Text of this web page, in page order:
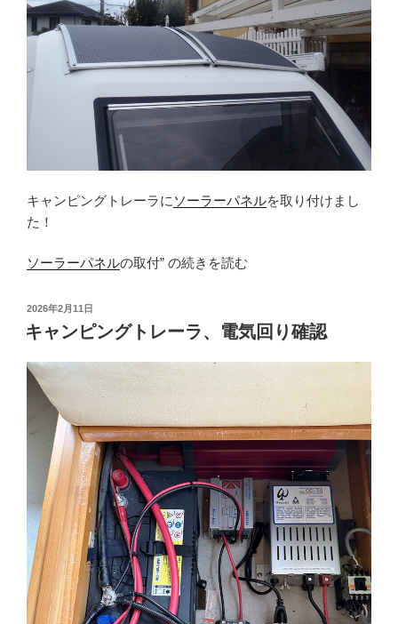
キャンピングトレーラに ソーラーパネルを取り付けまし
た！
“キ
ン
ピ
グ
ー
ラ：
ソーラーパネルの取付” の続きを読む
投
稿
日:
2026年2月11日
キャンピングトレーラ、電気回り確認